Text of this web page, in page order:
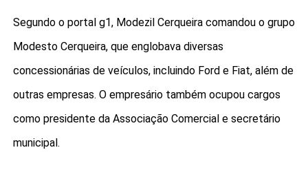
Segundo o portal g1, Modezil Cerqueira comandou o grupo
Modesto Cerqueira, que englobava diversas
concessionárias de veículos, incluindo Ford e Fiat, além de
outras empresas. O empresário também ocupou cargos
como presidente da Associação Comercial e secretário
municipal.